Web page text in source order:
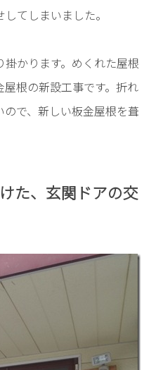
てしまいました。
かります。めくれた屋根
根の新設工事です。折れ
で、新しい板金屋根を葺
た、玄関ドアの交